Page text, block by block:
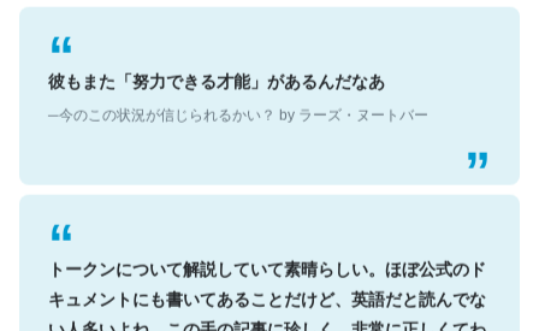
彼もまた「努力できる才能」があるんだなあ
トークンについて解説していて素晴らしい。ほぼ公式のド
キュメントにも書いてあることだけど、英語だと読んでな
い人多いよね。この手の記事に珍しく、非常に正しくてわ